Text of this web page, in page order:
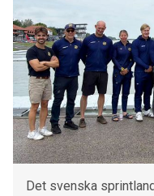
Det svenska